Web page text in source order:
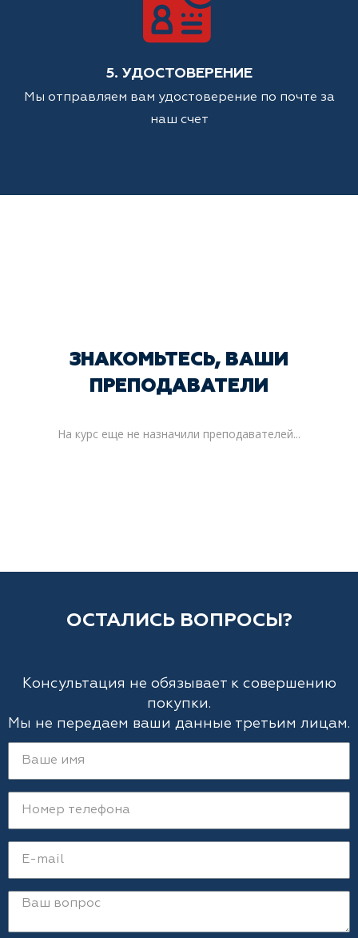
5. УДОСТОВЕРЕНИЕ
Мы отправляем вам удостоверение по почте за
наш счет
ЗНАКОМЬТЕСЬ, ВАШИ
ПРЕПОДАВАТЕЛИ
На курс еще не назначили преподавателей...
ОСТАЛИСЬ ВОПРОСЫ?
Консультация не обязывает к совершению
покупки.
Мы не передаем ваши данные третьим лицам.